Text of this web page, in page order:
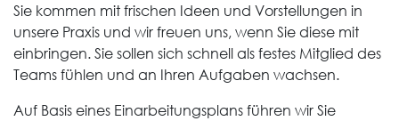
Sie kommen mit frischen Ideen und Vorstellungen in
unsere Praxis und wir freuen uns, wenn Sie diese mit
einbringen. Sie sollen sich schnell als festes Mitglied des
Teams fühlen und an Ihren Aufgaben wachsen.
Auf Basis eines Einarbeitungsplans führen wir Sie